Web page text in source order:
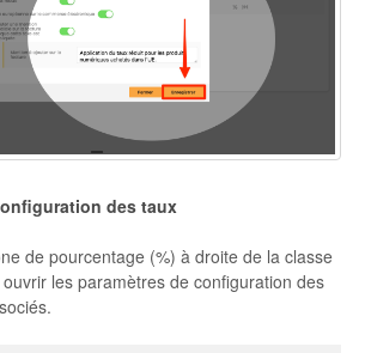
des taux
de pourcentage (%) à droite de la classe
les paramètres de configuration des